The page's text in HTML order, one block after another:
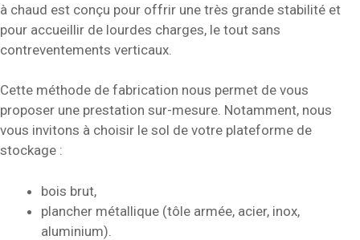
à chaud est conçu pour offrir une très grande stabilité et
pour accueillir de lourdes charges, le tout sans
contreventements verticaux.
Cette méthode de fabrication nous permet de vous
proposer une prestation sur-mesure. Notamment, nous
vous invitons à choisir le sol de votre plateforme de
stockage :
bois brut,
plancher métallique (tôle armée, acier, inox,
aluminium).